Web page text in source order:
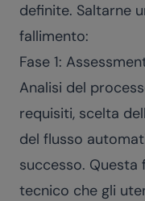
definite. Saltarne
fallimento:
Fase 1:
Analisi del
requisiti, scelta
del flusso
successo. Questa
tecnico che gli